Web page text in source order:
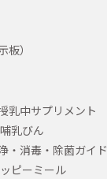
）
乳中サプリメント
乳びん
・消毒・除菌ガイド
ピーミール